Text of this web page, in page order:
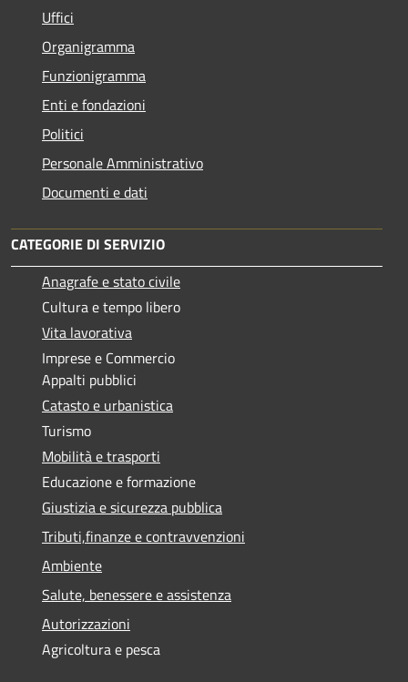
Uffici
Organigramma
Funzionigramma
Enti e fondazioni
Politici
Personale Amministrativo
Documenti e dati
CATEGORIE DI SERVIZIO
Anagrafe e stato civile
Cultura e tempo libero
Vita lavorativa
Imprese e Commercio
Appalti pubblici
Catasto e urbanistica
Turismo
Mobilità e trasporti
Educazione e formazione
Giustizia e sicurezza pubblica
Tributi,finanze e contravvenzioni
Ambiente
Salute, benessere e assistenza
Autorizzazioni
Agricoltura e pesca